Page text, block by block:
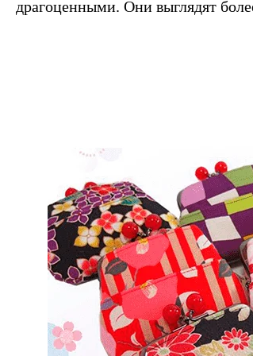
драгоценными. Они выглядят